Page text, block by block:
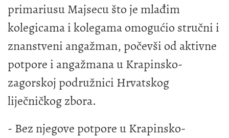
primariusu Majsecu što je mlađim
kolegicama i kolegama omogućio stručni i
znanstveni angažman, počevši od aktivne
potpore i angažmana u Krapinsko-
zagorskoj podružnici Hrvatskog
liječničkog zbora.
- Bez njegove potpore u Krapinsko-